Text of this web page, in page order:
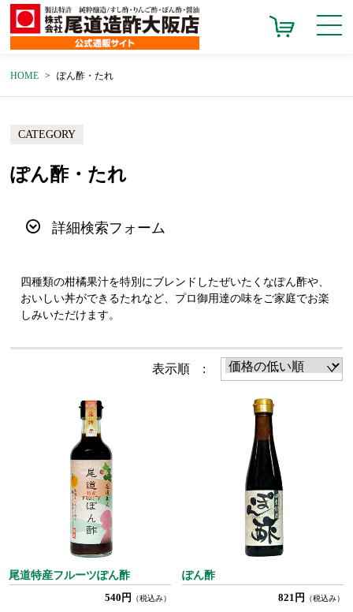
HOME ぽん酢・たれ
CATEGORY
ぽん酢・たれ
詳細検索フォーム
四種類の柑橘果汁を特別にブレンドしたぜいたくなぽん酢や、
おいしい丼ができるたれなど、プロ御用達の味をご家庭でお楽
しみいただけます。
表示順 :
尾道特産フルーツぽん酢
540円
（税込み）
ぽん酢
821円
（税込み）